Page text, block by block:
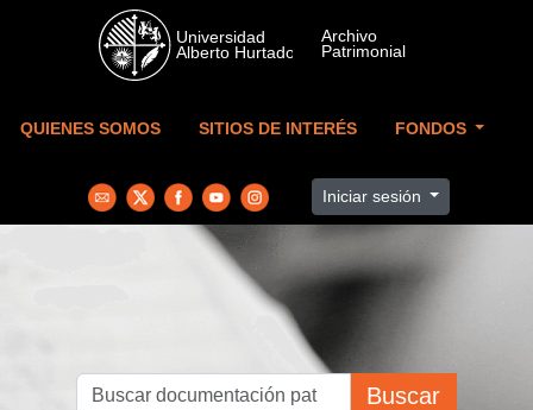
Skip to main content
QUIENES SOMOS SITIOS DE INTERÉS FONDOS
Iniciar sesión
Buscar